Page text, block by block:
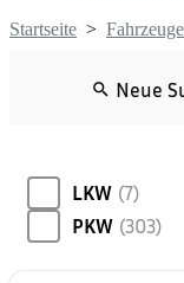
Startseite > Fahrzeuge
Neue
LKW (7)
PKW (303)